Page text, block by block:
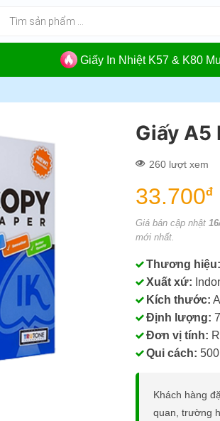
Giấy In Nhiệt K57 & K80
Giấy A5
260 lượt xem
33.700đ
Giá bán cập nhật
mới nhất.
Thương hiệu:
Xuất xứ:
Kích thước:
Định lượng:
Đơn vị tính:
Qui cách:
Khách hàng
quan, trường